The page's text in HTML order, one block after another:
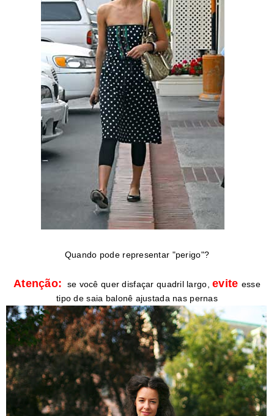
Quando pode representar "perigo"?
Atenção: se você quer disfaçar quadril largo,evite esse
tipo de saia balonê ajustada nas pernas